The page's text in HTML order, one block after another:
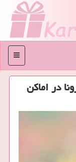
منو
در اماكن